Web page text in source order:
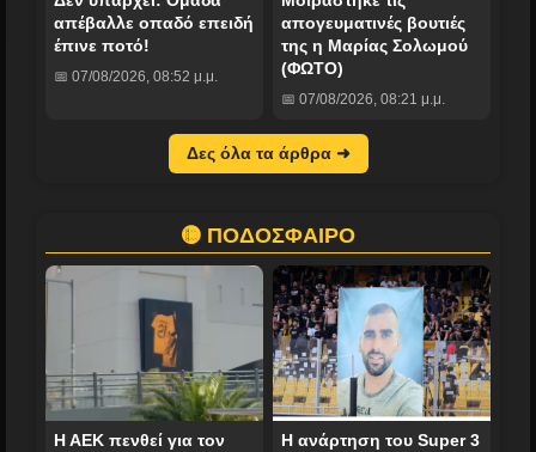
απέβαλλε οπαδό επειδή
έπινε ποτό!
📅 07/08/2026, 08:52 μ.μ.
απογευματινές βουτιές
της η Μαρίας Σολωμού
(ΦΩΤΟ)
📅 07/08/2026, 08:21 μ.μ.
Δες όλα τα άρθρα ➜
🟡 ΠΟΔΟΣΦΑΙΡΟ
Η ΑΕΚ πενθεί για τον
Η ανάρτηση του Super 3